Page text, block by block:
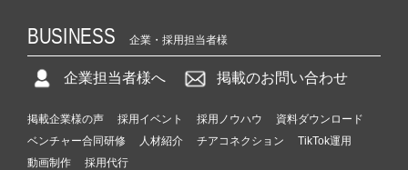
BUSINESS 企業・採用担当者様
企業担当者様へ 掲載のお問い合わせ
掲載企業様の声 採用イベント 採用ノウハウ
資料ダウンロード
ベンチャー合同研修
人材紹介 チアコネクション
TikTok運用
動画制作
採用代行